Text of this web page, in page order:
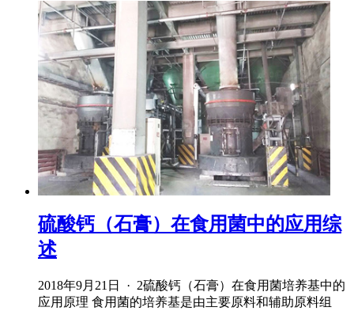
硫酸钙（石膏）在食用菌中的应用综
述
2018年9月21日 · 2硫酸钙（石膏）在食用菌培养基中的
应用原理 食用菌的培养基是由主要原料和辅助原料组